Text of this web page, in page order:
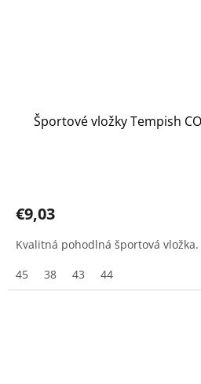
Športové vložky Tempish
€9,03
Kvalitná pohodlná športová vložka.
45
38 43 44